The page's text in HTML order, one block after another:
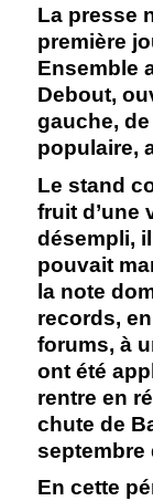
La presse
première
Ensemble
Debout,
gauche,
populaire,
Le stand
fruit d’une
désempli,
pouvait
la note
records,
forums, à
ont été
rentre en
chute de
septembre
En cette